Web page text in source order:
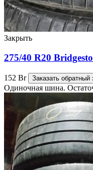
Закрыть
275/40 R20
152 Br Заказать обратный
Одиночная шина.